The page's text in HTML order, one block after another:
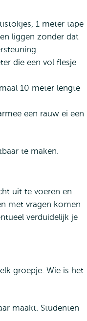
1 meter tape
liggen zonder dat
die een vol flesje
10 meter lengte
een rauw ei een
te maken.
uit te voeren en
met vragen komen
verduidelijk je
groepje. Wie is het
maakt. Studenten